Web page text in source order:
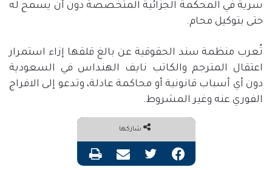
سرية في المحكمة الجزائية المتخصصة دون أن يسمح له
حتى بتوكيل محام.
تُعرب منظمة سند الحقوقية عن بالغ قلقها إزاء استمرار
اعتقال المترجم والكاتب نايف الهنداس في السعودية
دون أي أسباب قانونية أو محاكمة عادلة، وتدعو إلى الافراج
الفوري عنه وغير المشروط.
شاركها
فيسبوك تويتر مشاركة عبر البريد طباعة